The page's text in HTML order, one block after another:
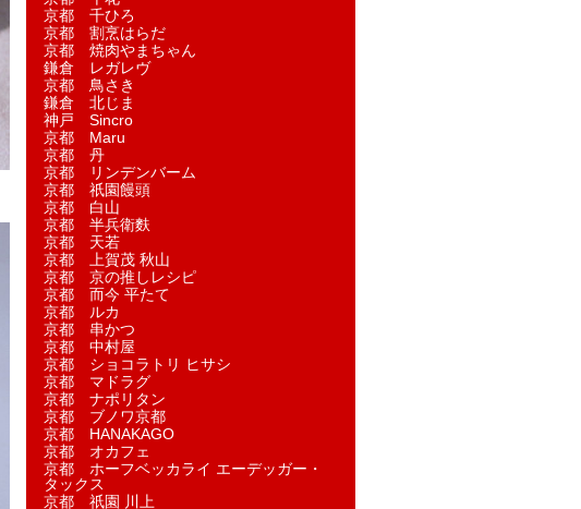
京都 千ひろ
京都 割烹はらだ
京都 焼肉やまちゃん
鎌倉 レガレヴ
京都 鳥さき
鎌倉 北じま
神戸 Sincro
京都 Maru
京都 丹
京都 リンデンバーム
京都 祇園饅頭
京都 白山
京都 半兵衛麩
京都 天若
京都 上賀茂 秋山
京都 京の推しレシピ
京都 而今 平たて
京都 ルカ
京都 串かつ
京都 中村屋
京都 ショコラトリ ヒサシ
京都 マドラグ
京都 ナポリタン
京都 ブノワ京都
京都 HANAKAGO
京都 オカフェ
京都 ホーフベッカライ エーデッガー・
タックス
京都 祇園 川上